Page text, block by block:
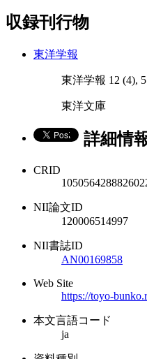
収録刊行物
東洋学報
東洋学報 12 (4),
東洋文庫
詳細情
CRID
NII論文ID
120006514997
NII書誌ID
AN00169858
Web Site
https://toyo-
本文言語コード
ja